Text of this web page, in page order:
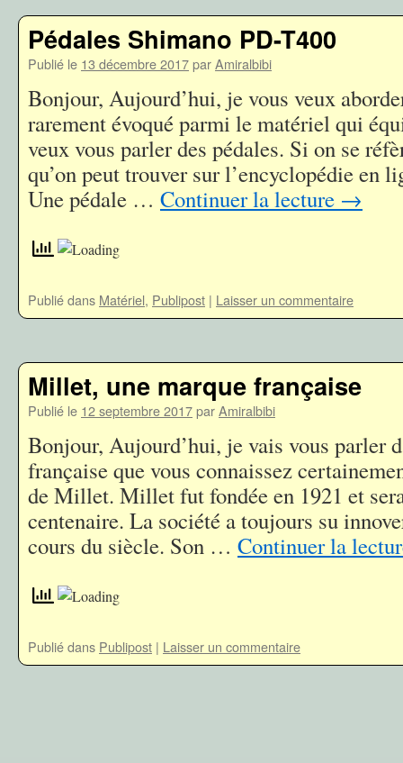
Pédales Shimano PD-T400
Publié le 13 décembre 2017parAmiralbibi
Bonjour, Aujourd’hui, je vous veux
rarement évoqué parmi le matériel qui
veux vous parler des pédales. Si on se
qu’on peut trouver sur l’encyclopédie en
Une pédale … Continuer la lecture →
Publié dans Matériel, Publipost | Laisser un commentaire
Millet, une marque française
Publié le 12 septembre 2017parAmiralbibi
Bonjour, Aujourd’hui, je vais vous parler
française que vous connaissez
de Millet. Millet fut fondée en 1921 et
centenaire. La société a toujours su
cours du siècle. Son … Continuer la
Publié dans Publipost | Laisser un commentaire